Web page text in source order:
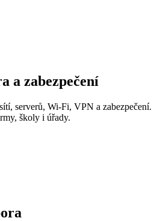
a zabezpečení
serverů, Wi-Fi, VPN a zabezpečení.
školy i úřady.